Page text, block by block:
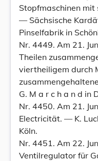
Stopfmaschinen mit
— Sächsische
Pinselfabrik in
Nr. 4449. Am 21.
Theilen
viertheiligem durch
G. M a r c h a n d in
Nr. 4450. Am 21.
Electricität. — K.
Köln.
Nr. 4451. Am 22.
Ventilregulator für